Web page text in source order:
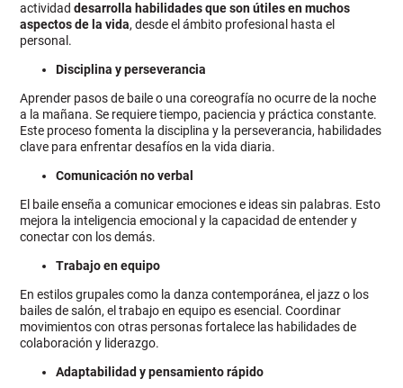
actividad desarrolla habilidades que son útiles en muchos
aspectos de la vida, desde el ámbito profesional hasta el
personal.
Disciplina y perseverancia
Aprender pasos de baile o una coreografía no ocurre de la noche
a la mañana. Se requiere tiempo, paciencia y práctica constante.
Este proceso fomenta la disciplina y la perseverancia, habilidades
clave para enfrentar desafíos en la vida diaria.
Comunicación no verbal
El baile enseña a comunicar emociones e ideas sin palabras. Esto
mejora la inteligencia emocional y la capacidad de entender y
conectar con los demás.
Trabajo en equipo
En estilos grupales como la danza contemporánea, el jazz o los
bailes de salón, el trabajo en equipo es esencial. Coordinar
movimientos con otras personas fortalece las habilidades de
colaboración y liderazgo.
Adaptabilidad y pensamiento rápido